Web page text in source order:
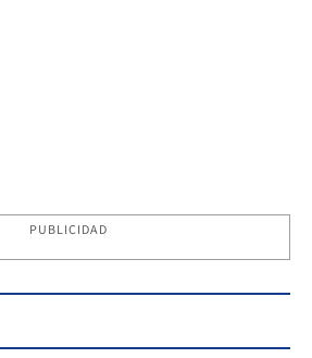
PUBLICIDAD